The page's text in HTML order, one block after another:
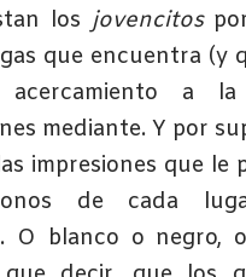
los jovencitos
que encuentra (y
a la
mediante. Y por
impresiones que le
de cada
O blanco o negro,